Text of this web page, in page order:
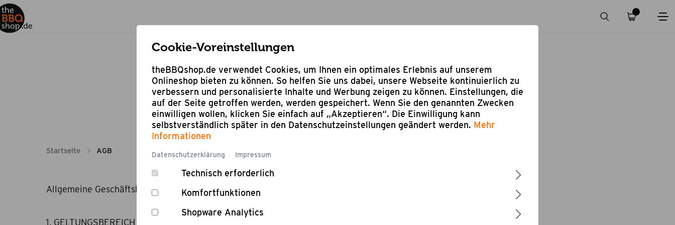
AGB
Startseite AGB
Allgemeine Geschäftsbedingungen
1. GELTUNGSBEREICH
Cookie-Voreinstellungen
theBBQshop.de verwendet Cookies, um Ihnen ein optimales Erlebnis auf unserem
Onlineshop bieten zu können. So helfen Sie uns dabei, unsere Webseite kontinuierlich zu
verbessern und personalisierte Inhalte und Werbung zeigen zu können. Einstellungen, die
auf der Seite getroffen werden, werden gespeichert. Wenn Sie den genannten Zwecken
einwilligen wollen, klicken Sie einfach auf „Akzeptieren“. Die Einwilligung kann
selbstverständlich später in den Datenschutzeinstellungen geändert werden. Mehr
Informationen
Datenschutzerklärung Impressum
Technisch erforderlich
Komfortfunktionen
Shopware Analytics